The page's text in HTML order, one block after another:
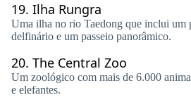
19. Ilha Rungra
Uma ilha no rio Taedong que inclui um
delfinário e um passeio panorâmico.
20. The Central Zoo
Um zoológico com mais de 6.000
e elefantes.